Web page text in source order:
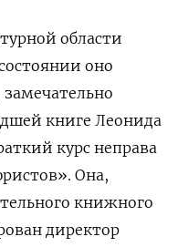
области
оно
замечательно
книге Леонида
курс неправа
Она,
книжного
директор